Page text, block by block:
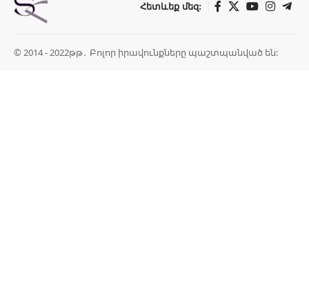
Հետևեք մեզ:
© 2014 - 2022թթ․ Բոլոր իրավունքները պաշտպանված են: